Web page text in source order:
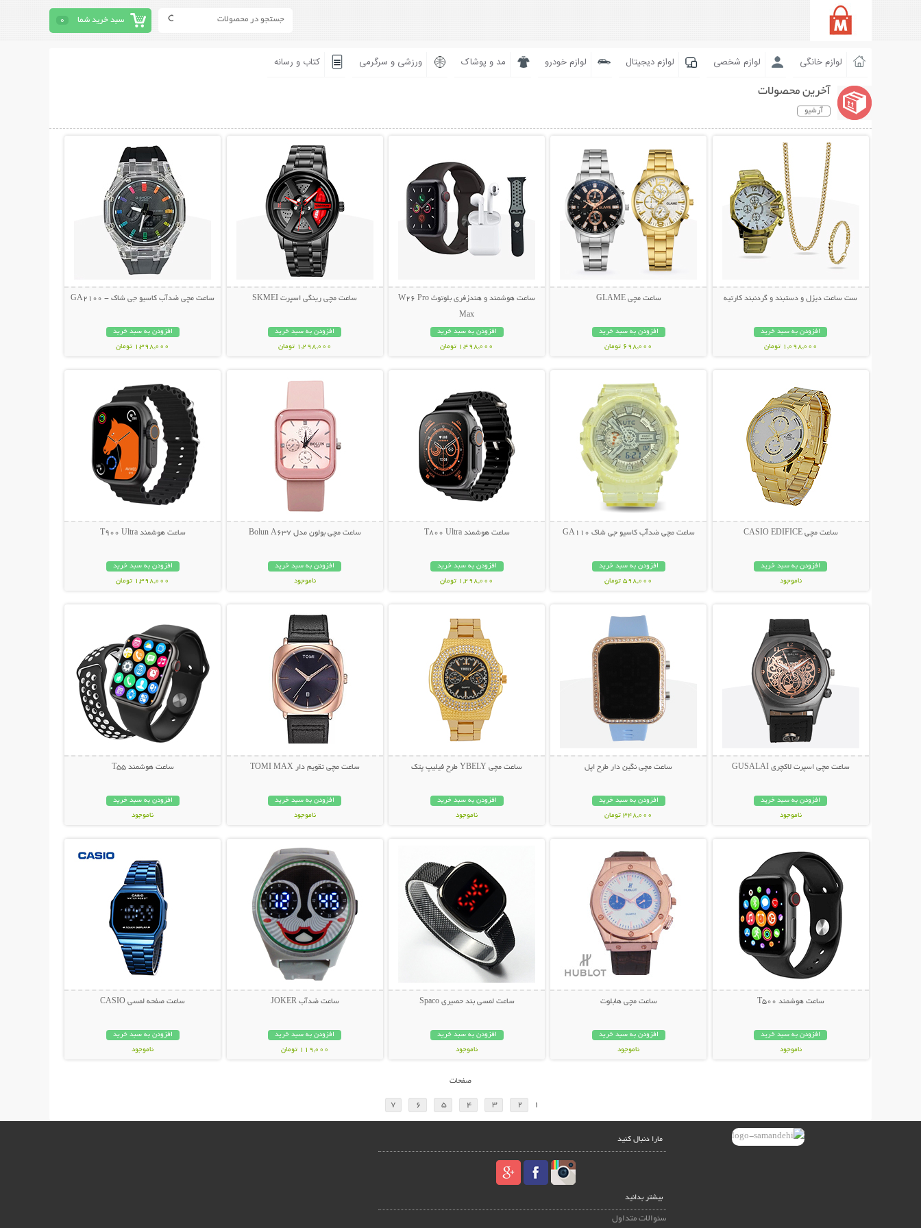
سبد خرید شما 0
لوازم خانگی لوازم شخصی لوازم دیجیتال لوازم خودرو مد و پوشاک ورزشی و سرگرمی کتاب و رسانه
آخرین محصولات
آرشیو
ست ساعت دیزل و دستبند و گردنبند کارتیه
افزودن به سبد خرید
1,098,000 تومان
ساعت مچی GLAME
افزودن به سبد خرید
698,000 تومان
ساعت هوشمند و هندزفری بلوتوث W26 Pro
Max
افزودن به سبد خرید
1,498,000 تومان
ساعت مچی رینگی اسپرت SKMEI
افزودن به سبد خرید
1,298,000 تومان
ساعت مچی ضدآب کاسیو جی شاک - GA2100
افزودن به سبد خرید
1,398,000 تومان
ساعت مچی CASIO EDIFICE
افزودن به سبد خرید
ناموجود
ساعت مچی ضدآب کاسیو جی شاک GA110
افزودن به سبد خرید
598,000 تومان
ساعت هوشمند T800 Ultra
افزودن به سبد خرید
1,298,000 تومان
ساعت مچی بولون مدل Bolun A637
افزودن به سبد خرید
ناموجود
ساعت هوشمند T900 Ultra
افزودن به سبد خرید
1,398,000 تومان
ساعت مچی اسپرت لاکچری GUSALAI
افزودن به سبد خرید
ناموجود
ساعت مچی نگین دار طرح اپل
افزودن به سبد خرید
348,000 تومان
ساعت مچی YBELY طرح فیلیپ پتک
افزودن به سبد خرید
ناموجود
ساعت مچی تقویم دار TOMI MAX
افزودن به سبد خرید
ناموجود
ساعت هوشمند T55
افزودن به سبد خرید
ناموجود
ساعت هوشمند T500
افزودن به سبد خرید
ناموجود
ساعت مچی هابلوت
افزودن به سبد خرید
ناموجود
ساعت لمسی بند حصیری Spaco
افزودن به سبد خرید
ناموجود
ساعت ضدآب JOKER
افزودن به سبد خرید
119,000 تومان
ساعت صفحه لمسی CASIO
افزودن به سبد خرید
ناموجود
صفحات
1
2
3
4
5
6
7
مارا دنبال کنید
بیشتر بدانید
سئوالات متداول